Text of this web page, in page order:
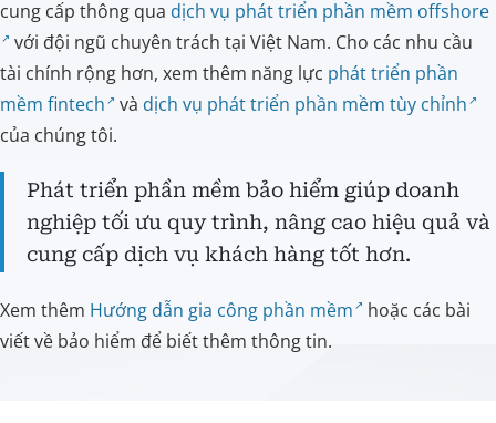
cung cấp thông qua dịch vụ phát triển phần mềm offshore
với đội ngũ chuyên trách tại Việt Nam. Cho các nhu cầu
tài chính rộng hơn, xem thêm năng lực phát triển phần
mềm fintech
và dịch vụ phát triển phần mềm tùy chỉnh
của chúng tôi.
Phát triển phần mềm bảo hiểm giúp doanh
nghiệp tối ưu quy trình, nâng cao hiệu quả và
cung cấp dịch vụ khách hàng tốt hơn.
Xem thêm Hướng dẫn gia công phần mềm
hoặc các bài
viết về bảo hiểm để biết thêm thông tin.